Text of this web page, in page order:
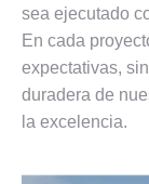
sea ejecutado
En cada
expectativas,
duradera de
la excelencia.